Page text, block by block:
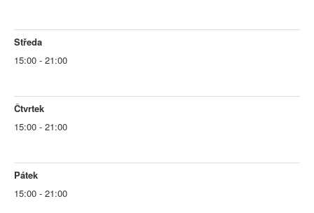
Středa
15:00 - 21:00
Čtvrtek
15:00 - 21:00
Pátek
15:00 - 21:00